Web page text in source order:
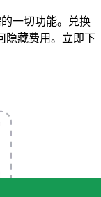
一切功能。兑换
隐藏费用。立即下